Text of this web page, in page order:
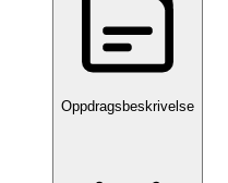
Oppdragsbeskrivelse